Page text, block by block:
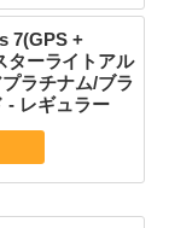
7(GPS +
ターライトアル
ラチナム/ブラ
- レギュラー